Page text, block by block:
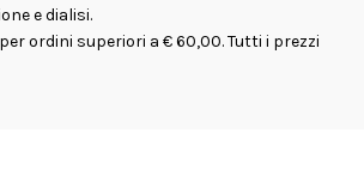
e dialisi.
ordini superiori a € 60,00. Tutti i prezzi